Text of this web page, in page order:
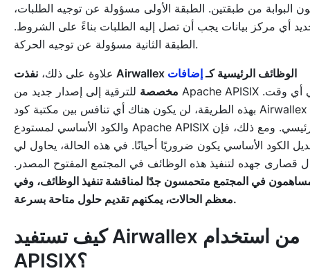
البوابة من طبقتين. الطبقة الأولى مسؤولة عن توجيه الطلبات،
أي مركز بيانات يجب أن تصل إليه الطلبات بناءً على الشروط.
الطبقة الثانية مسؤولة عن توجيه الحركة.
علاوة على ذلك، نفذت Airwallex الوظائف الرئيسية كـإضافات
مخصصة للترقية إلى إصدار جديد من Apache APISIX في أي وقت.
بهذه الطريقة، لن يكون هناك أي تنافس بين مكتبة كود Airwallex
والكود الأساسي لمستودع Apache APISIX الرئيسي. ومع ذلك، فإن
الكود الأساسي يكون ضروريًا أحيانًا. في هذه الحالة، يحاول لي
قصارى جهده لتنفيذ هذه الوظائف في المجتمع المفتوح المصدر.
في المجتمع متحمسون جدًا لمناقشة تنفيذ الوظائف، وفي
معظم الحالات، يمكنهم تقديم حلول متاحة بسرعة.
كيف تستفيد Airwallex من استخدام
APISIX؟